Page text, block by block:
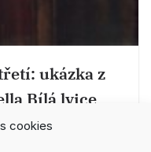
cookies
ukázka z
Bílá lvice